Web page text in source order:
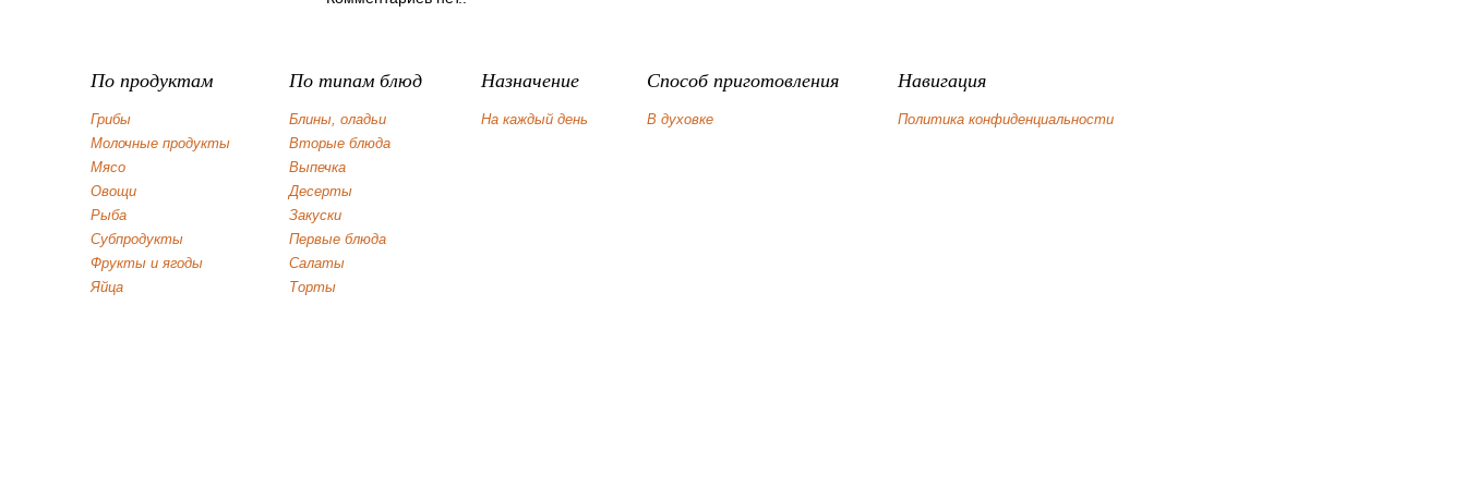
По продуктам
Грибы
Молочные продукты
Мясо
Овощи
Рыба
Субпродукты
Фрукты и ягоды
Яйца
По типам блюд
Блины, оладьи
Вторые блюда
Выпечка
Десерты
Закуски
Первые блюда
Салаты
Торты
Назначение
На каждый день
Способ приготовления
В духовке
Навигация
Политика конфиденциальности